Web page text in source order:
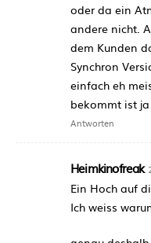
oder da ein
andere nicht.
dem Kunden
Synchron
einfach eh
bekommt ist
Antworten
Heimkinofreak
Ein Hoch auf
Ich weiss